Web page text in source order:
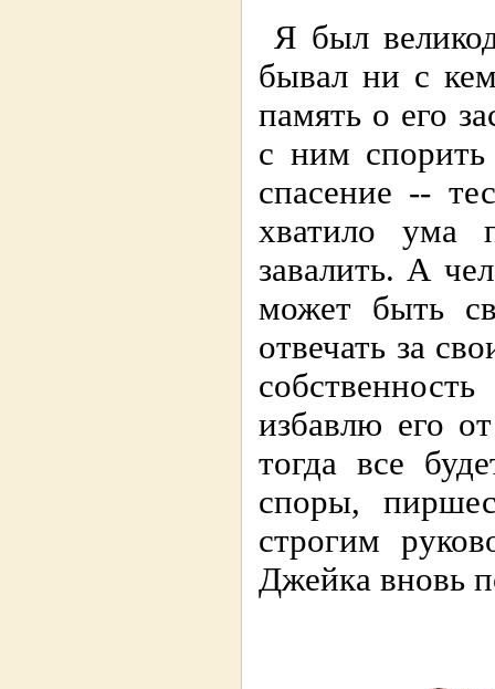
Я был
бывал ни с
память о его
с ним спорить
спасение --
хватило ума
завалить. А
может быть
отвечать за
избавлю его
тогда все
споры,
строгим
Джейка вновь